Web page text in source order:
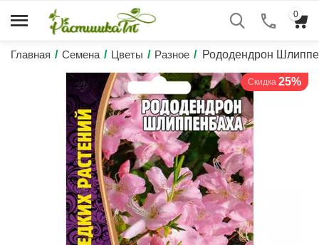
0
Главная / Семена / Цветы / Разное / Рододендрон
Скидка 25%